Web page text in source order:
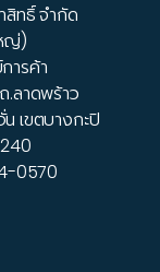
สิทธิ์ จำกัด
ญ่)
ารค้า
.ลาดพร้าว
เขตบางกะปิ
0570